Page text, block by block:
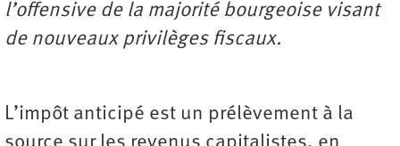
l’offensive de la majorité bourgeoise visant
de nouveaux privilèges fiscaux.
L’impôt anticipé est un prélèvement à la